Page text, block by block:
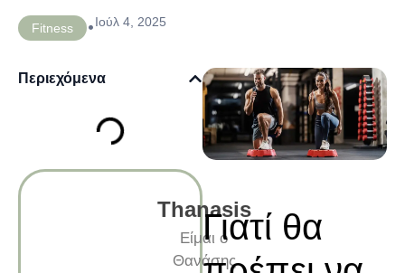
Fitness •Ιούλ 4, 2025
Περιεχόμενα
Thanasis
Είμαι ο
Θανάσης
Γιατί θα